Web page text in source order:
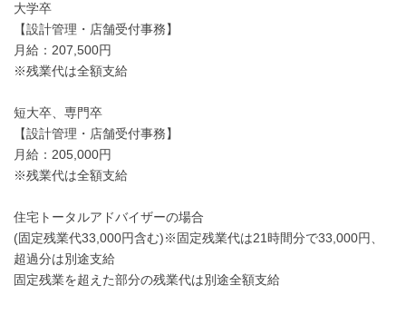
大学卒
【設計管理・店舗受付事務】
月給：207,500円
※残業代は全額支給
短大卒、専門卒
【設計管理・店舗受付事務】
月給：205,000円
※残業代は全額支給
住宅トータルアドバイザーの場合
(固定残業代33,000円含む)※固定残業代は21時間分で33,000円、
超過分は別途支給
固定残業を超えた部分の残業代は別途全額支給